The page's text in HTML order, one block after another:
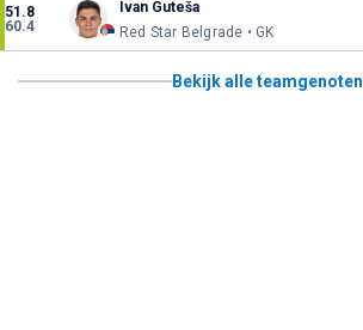
51.8
60.4
Ivan Guteša
Red Star Belgrade • GK
Bekijk alle teamgenoten